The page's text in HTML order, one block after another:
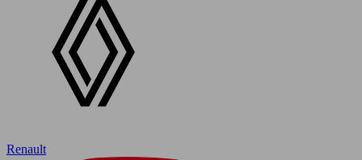
Renault